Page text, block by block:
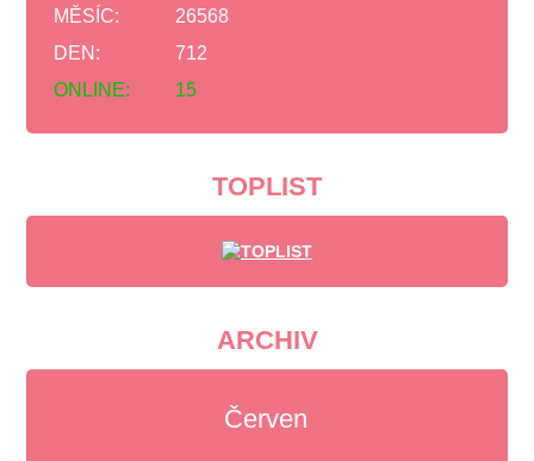
ONLINE: 15
MĚSÍC:
26568
DEN:
712
TOPLIST
ARCHIV
Červen